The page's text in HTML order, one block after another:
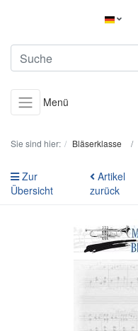
Menü
Sie sind hier: Bläserklasse
Zur
Übersicht
Artikel
zurück